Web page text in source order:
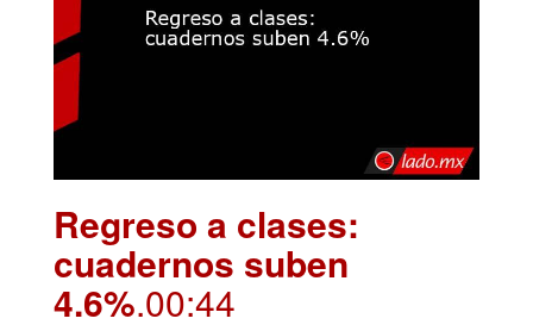
Regreso a clases:
cuadernos suben
4.6%.00:44